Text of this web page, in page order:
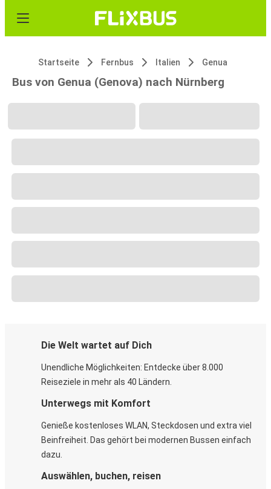
Startseite Fernbus Italien Genua
Bus von Genua (Genova) nach Nürnberg
Die Welt wartet auf Dich
Unendliche Möglichkeiten: Entdecke über 8.000
Reiseziele in mehr als 40 Ländern.
Unterwegs mit Komfort
Genieße kostenloses WLAN, Steckdosen und extra viel
Beinfreiheit. Das gehört bei modernen Bussen einfach
dazu.
Auswählen, buchen, reisen